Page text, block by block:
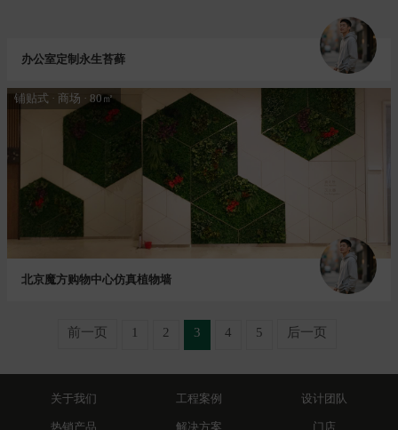
办公室定制永生苔藓
铺贴式 · 商场 · 80㎡
北京魔方购物中心仿真植物墙
前一页 1 2 3 4 5 后一页
关于我们 工程案例 设计团队
热销产品 解决方案 门店